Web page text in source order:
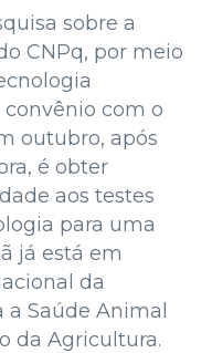
sobre a
CNPq, por meio
convênio com o
outubro, após
é obter
aos testes
para uma
já está em
da
a Saúde Animal
da Agricultura.